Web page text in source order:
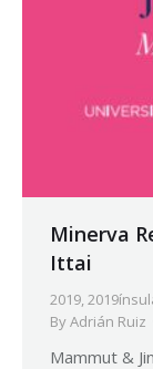
Minerva
Ittai
2019,
ByAdrián Ruiz
Mammut &